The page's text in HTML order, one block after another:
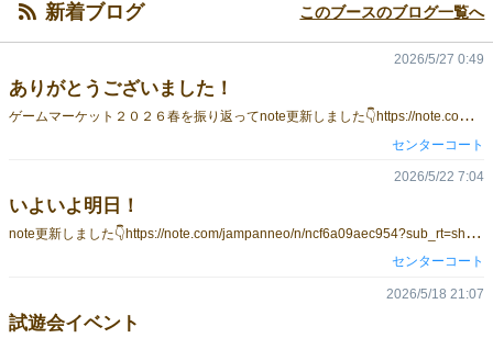
新着ブログ このブースのブログ一覧へ
ありがとうございました！
ゲ
ームマーケット２０２６春を振り返ってnote更新しました👇https://note.com/jampanneo/n/nc7998161287c?sub_rt=share_pwとても大きな気づきとご縁を頂いた大切なゲームマーケットとなりました本当にありがとうございました！
2026/5/27 0:49
センターコート
いよいよ明日！
n
ote更新しました👇https://note.com/jampanneo/n/ncf6a09aec954?sub_rt=share_pb[RASYSA]から[マウマウ]までつながるエピソードです。是非ご覧ください予約本日5/22(金）までです！👇https://forms.gle/5dnk2y17XgvsbfBy7いよいよゲームマーケットまであと1日！明日は沢山の人に出会えたら嬉しいです♪センターコートG-06でお待ちしております。」
2026/5/22 7:04
センターコート
試遊会イベント
2026/5/18 21:07